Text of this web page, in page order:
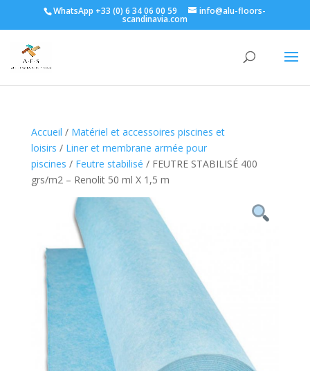
WhatsApp +33 (0) 6 34 06 00 59 info@alu-floors-
scandinavia.com
Accueil / Matériel et accessoires piscines et
loisirs / Liner et membrane armée pour
piscines / Feutre stabilisé / FEUTRE STABILISÉ 400
grs/m2 – Renolit 50 ml X 1,5 m